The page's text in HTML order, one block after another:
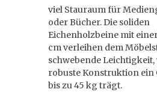
viel Stauraum für
oder Bücher. Die soliden
Eichenholzbeine mit
cm verleihen dem
schwebende
robuste Konstruktion ein
bis zu 45 kg trägt.